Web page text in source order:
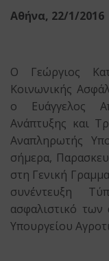
Αθήνα, 22/1/2016
Ο Γεώργιος
Κοινωνικής
ο Ευάγγελος
Ανάπτυξης και
Αναπληρωτής
σήμερα,
στη Γενική
συνέντευξη
ασφαλιστικό των
Υπουργείου